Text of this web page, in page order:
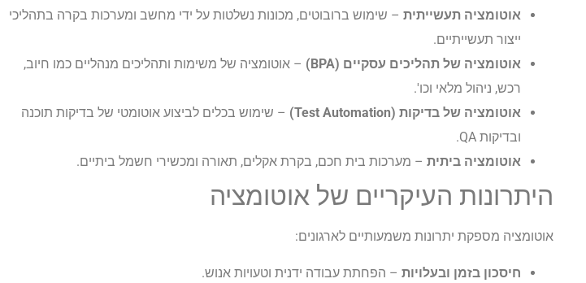
אוטומציה תעשייתית – שימוש ברובוטים, מכונות נשלטות על ידי מחשב ומערכות בקרה בתהליכי
ייצור תעשייתיים.
אוטומציה של תהליכים עסקיים (BPA)
– אוטומציה של משימות ותהליכים מנהליים כמו חיוב,
רכש, ניהול מלאי וכו'.
אוטומציה של בדיקות (Test Automation)
– שימוש בכלים לביצוע אוטומטי של בדיקות תוכנה
ובדיקות QA.
אוטומציה ביתית – מערכות בית חכם, בקרת אקלים, תאורה ומכשירי חשמל ביתיים.
היתרונות העיקריים של אוטומציה
אוטומציה מספקת יתרונות משמעותיים לארגונים:
חיסכון בזמן ובעלויות – הפחתת עבודה ידנית וטעויות אנוש.